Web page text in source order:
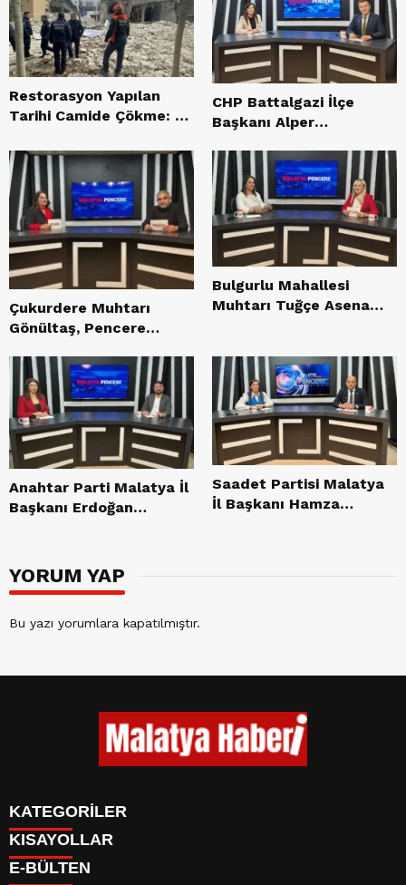
Restorasyon Yapılan
Tarihi Camide Çökme: 1
CHP Battalgazi İlçe
Başkanı Alper
TOKİ ve İmar Sürecine
Sert Eleştiriler
Çukurdere Muhtarı
Gönültaş, Pencere
Bulgurlu Mahallesi
Muhtarı Tuğçe Asena
İhtiyacımız Doğalgaz”
Anahtar Parti Malatya İl
Başkanı Erdoğan
Saadet Partisi Malatya
İl Başkanı Hamza
YORUM YAP
Bu yazı yorumlara kapatılmıştır.
KATEGORİLER
GÜNDEM
ASAYİŞ
KISAYOLLAR
E-BÜLTEN